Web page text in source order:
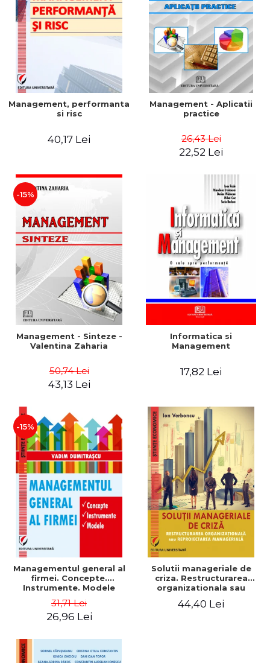
Management, performanta
si risc
40,17 Lei
Management - Aplicatii
practice
26,43 Lei
22,52 Lei
-15%
Management - Sinteze -
Valentina Zaharia
50,74 Lei
43,13 Lei
Informatica si
Management
17,82 Lei
-15%
Managementul general al
firmei. Concepte.
Instrumente. Modele
31,71 Lei
26,96 Lei
Solutii manageriale de
criza. Restructurarea
organizationala sau
44,40 Lei